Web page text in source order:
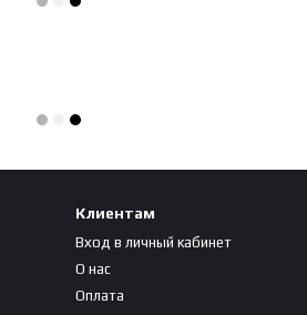
Клиентам
Вход в личный кабинет
О нас
Оплата